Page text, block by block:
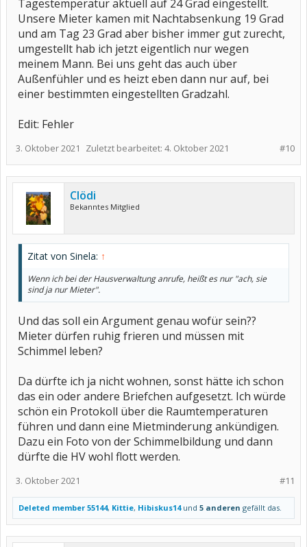
Tagestemperatur aktuell auf 24 Grad eingestellt.
Unsere Mieter kamen mit Nachtabsenkung 19 Grad
und am Tag 23 Grad aber bisher immer gut zurecht,
umgestellt hab ich jetzt eigentlich nur wegen
meinem Mann. Bei uns geht das auch über
Außenfühler und es heizt eben dann nur auf, bei
einer bestimmten eingestellten Gradzahl.
Edit: Fehler
#10
3. Oktober 2021 Zuletzt bearbeitet: 4. Oktober 2021
Clödi
Bekanntes Mitglied
Zitat von Sinela: ↑
Wenn ich bei der Hausverwaltung anrufe, heißt es nur "ach, sie
sind ja nur Mieter".
Und das soll ein Argument genau wofür sein??
Mieter dürfen ruhig frieren und müssen mit
Schimmel leben?
Da dürfte ich ja nicht wohnen, sonst hätte ich schon
das ein oder andere Briefchen aufgesetzt. Ich würde
schön ein Protokoll über die Raumtemperaturen
führen und dann eine Mietminderung ankündigen.
Dazu ein Foto von der Schimmelbildung und dann
dürfte die HV wohl flott werden.
#11
3. Oktober 2021
Deleted member 55144, Kittie, Hibiskus14und 5 anderen gefällt das.